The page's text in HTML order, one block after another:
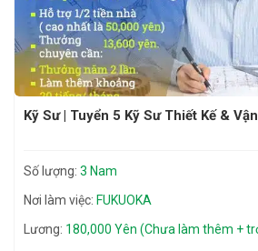
Kỹ Sư | Tuyển 5 Kỹ Sư Thiết Kế &
Số lượng: 3 Nam
Nơi làm việc: FUKUOKA
Lương: 180,000 Yên (Chưa làm thêm +